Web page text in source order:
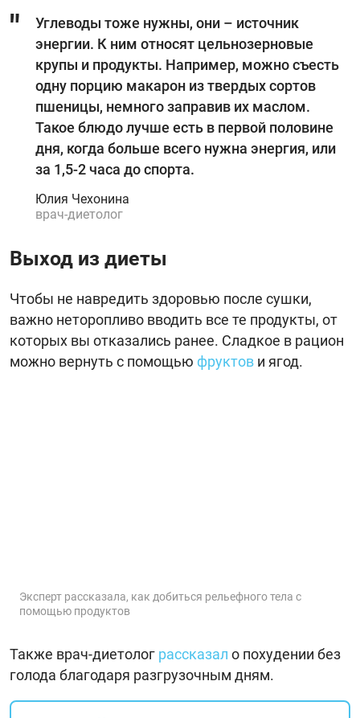
Углеводы тоже нужны, они – источник
энергии. К ним относят цельнозерновые
крупы и продукты. Например, можно съесть
одну порцию макарон из твердых сортов
пшеницы, немного заправив их маслом.
Такое блюдо лучше есть в первой половине
дня, когда больше всего нужна энергия, или
за 1,5-2 часа до спорта.
Юлия Чехонина
врач-диетолог
Выход из диеты
Чтобы не навредить здоровью после сушки,
важно неторопливо вводить все те продукты, от
которых вы отказались ранее. Сладкое в рацион
можно вернуть с помощью фруктов и ягод.
Эксперт рассказала, как добиться рельефного тела с
помощью продуктов
Также врач-диетолог рассказал о похудении без
голода благодаря разгрузочным дням.